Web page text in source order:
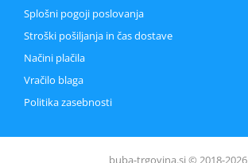
Splošni pogoji poslovanja
Stroški pošiljanja in čas dostave
Načini plačila
Vračilo blaga
Politika zasebnosti
buba-trgovina.si © 2018-2026